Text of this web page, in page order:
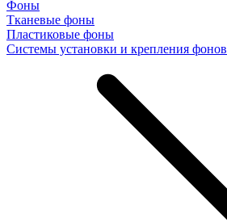
Фоны
Тканевые фоны
Пластиковые фоны
Системы установки и крепления фонов